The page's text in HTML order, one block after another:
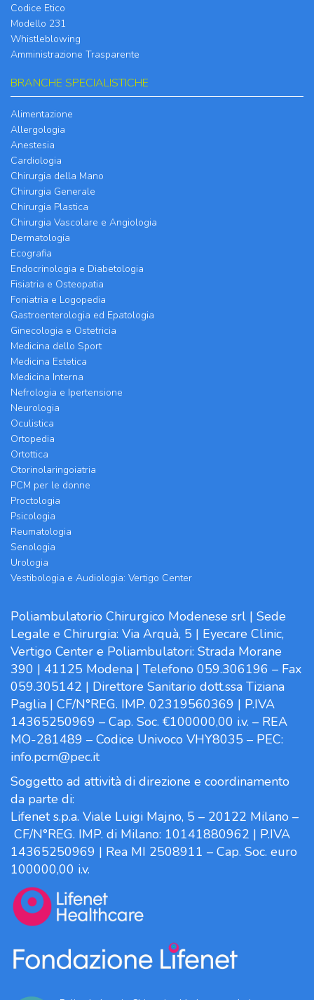
Codice Etico
Modello 231
Whistleblowing
Amministrazione Trasparente
BRANCHE SPECIALISTICHE
Alimentazione
Allergologia
Anestesia
Cardiologia
Chirurgia della Mano
Chirurgia Generale
Chirurgia Plastica
Chirurgia Vascolare e Angiologia
Dermatologia
Ecografia
Endocrinologia e Diabetologia
Fisiatria e Osteopatia
Foniatria e Logopedia
Gastroenterologia ed Epatologia
Ginecologia e Ostetricia
Medicina dello Sport
Medicina Estetica
Medicina Interna
Nefrologia e Ipertensione
Neurologia
Oculistica
Ortopedia
Ortottica
Otorinolaringoiatria
PCM per le donne
Proctologia
Psicologia
Reumatologia
Senologia
Urologia
Vestibologia e Audiologia: Vertigo Center
Poliambulatorio Chirurgico Modenese srl | Sede
Legale e Chirurgia: Via Arquà, 5 | Eyecare Clinic,
Vertigo Center e Poliambulatori: Strada Morane
390 | 41125 Modena | Telefono 059.306196 – Fax
059.305142 | Direttore Sanitario dott.ssa Tiziana
Paglia | CF/N°REG. IMP. 02319560369 | P.IVA
14365250969 – Cap. Soc. €100000,00 i.v. – REA
MO-281489 – Codice Univoco VHY8035 – PEC:
info.pcm@pec.it
Soggetto ad attività di direzione e coordinamento
da parte di:
Lifenet s.p.a. Viale Luigi Majno, 5 – 20122 Milano –
CF/N°REG. IMP. di Milano: 10141880962 | P.IVA
14365250969 | Rea MI 2508911 – Cap. Soc. euro
100000,00 i.v.